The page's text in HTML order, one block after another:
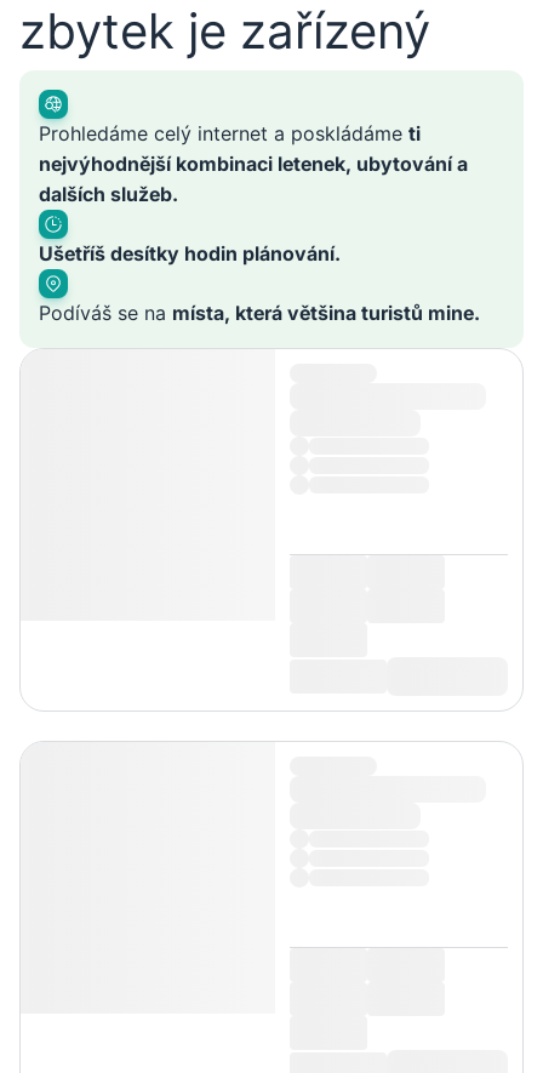
zbytek je zařízený
Prohledáme celý internet a poskládáme ti
nejvýhodnější kombinaci letenek, ubytování a
dalších služeb.
Ušetříš desítky hodin plánování.
Podíváš se na místa, která většina turistů mine.